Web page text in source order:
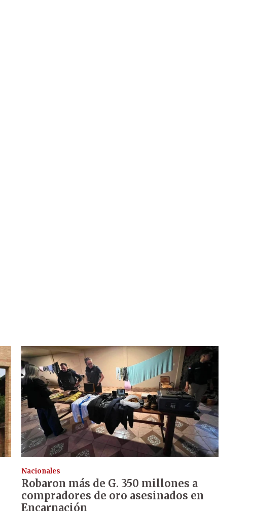
Nacionales
Robaron más de G. 350 millones a
compradores de oro asesinados en
Encarnación